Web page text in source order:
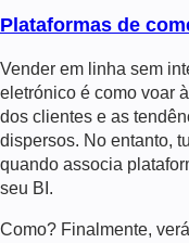
Plataformas de
Vender em linha sem
eletrónico é como voar
dos clientes e as
dispersos. No entanto,
quando associa
seu BI.
Como? Finalmente,